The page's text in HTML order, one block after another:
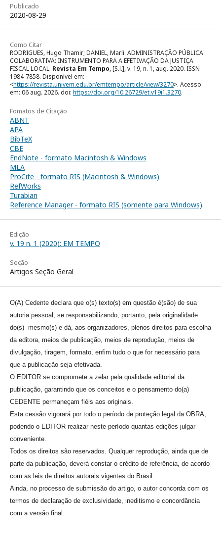
Publicado
2020-08-29
Como Citar
RODRIGUES, Hugo Thamir; DANIEL, Marli. ADMINISTRAÇÃO PÚBLICA
COLABORATIVA: INSTRUMENTO PARA A EFETIVAÇÃO DA JUSTIÇA
FISCAL LOCAL. Revista Em Tempo, [S.l.], v. 19, n. 1, aug. 2020. ISSN
1984-7858. Disponível em:
<https://revista.univem.edu.br/emtempo/article/view/3270>. Acesso
em: 06 aug. 2026. doi: https://doi.org/10.26729/et.v19i1.3270.
Fomatos de Citação
ABNT
APA
BibTeX
CBE
EndNote - formato Macintosh & Windows
MLA
ProCite - formato RIS (Macintosh & Windows)
RefWorks
Turabian
Reference Manager - formato RIS (somente para Windows)
Edição
v. 19 n. 1 (2020): EM TEMPO
Seção
Artigos Seção Geral
O(A) Cedente declara que o(s) texto(s) em questão é(são) de sua
autoria pessoal, se responsabilizando, portanto, pela originalidade
do(s) mesmo(s) e dá, aos organizadores, plenos direitos para escolha
da editora, meios de publicação, meios de reprodução, meios de
divulgação, tiragem, formato, enfim tudo o que for necessário para
que a publicação seja efetivada.
O EDITOR se compromete a zelar pela qualidade editorial da
publicação, garantindo que os conceitos e o pensamento do(a)
CEDENTE permaneçam fiéis aos originais.
Esta cessão vigorará por todo o período de proteção legal da OBRA,
podendo o EDITOR realizar neste período quantas edições julgar
conveniente.
Todos os direitos são reservados. Qualquer reprodução, ainda que de
parte da publicação, deverá constar o crédito de referência, de acordo
com as leis de direitos autorais vigentes do Brasil.
Ainda, no processo de submissão do artigo, o autor concorda com os
termos de declaração de exclusividade, ineditismo e concordância
com a versão final.